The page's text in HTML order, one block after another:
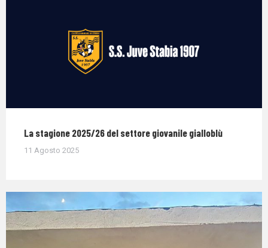
La stagione 2025/26 del settore giovanile gialloblù
11 Agosto 2025